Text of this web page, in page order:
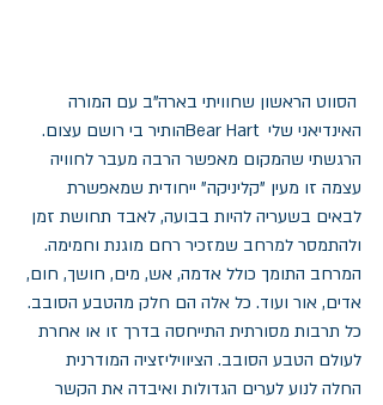
הסווט הראשון שחוויתי בארה"ב עם המורה
האינדיאני שלי  Bear Hartהותיר בי רושם עצום.
הרגשתי שהמקום מאפשר הרבה מעבר לחוויה
עצמה זו מעין "קליניקה" ייחודית שמאפשרת
לבאים בשעריה להיות בבועה, לאבד תחושת זמן
ולהתמסר למרחב שמזכיר רחם מוגנת וחמימה.
המרחב התומך כולל אדמה, אש, מים, חושך, חום,
אדים, אור ועוד. כל אלה הם חלק מהטבע הסובב.
כל תרבות מסורתית התייחסה בדרך זו או אחרת
לעולם הטבע הסובב. הציוויליזציה המודרנית
החלה לנוע לערים הגדולות ואיבדה את הקשר